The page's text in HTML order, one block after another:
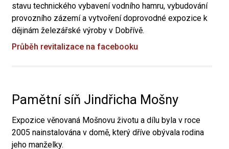
stavu technického vybavení vodního hamru, vybudování
provozního zázemí a vytvoření doprovodné expozice k
dějinám železářské výroby v Dobřívě.
Průběh revitalizace na facebooku
Pamětní síň Jindřicha Mošny
Expozice věnovaná Mošnovu životu a dílu byla v roce
2005 nainstalována v domě, který dříve obývala rodina
jeho manželky.